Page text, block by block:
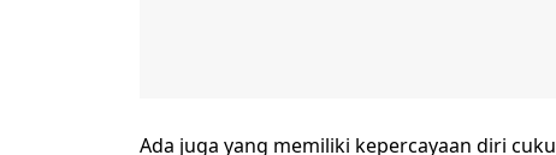
Ada juga yang memiliki kepercayaan diri